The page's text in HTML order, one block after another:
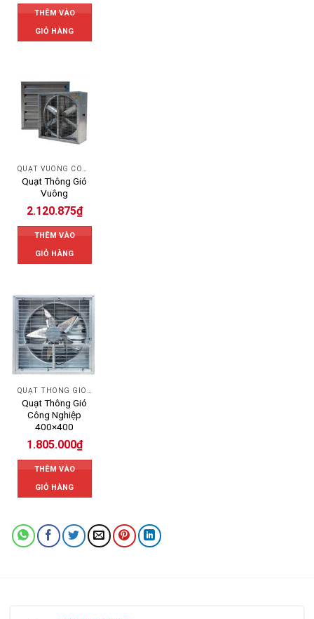
THÊM VÀO
GIỎ HÀNG
Quạt Thông Gió
Vuông
2.120.875₫
THÊM VÀO
GIỎ HÀNG
Quạt Thông Gió
Công Nghiệp
400×400
1.805.000₫
THÊM VÀO
GIỎ HÀNG